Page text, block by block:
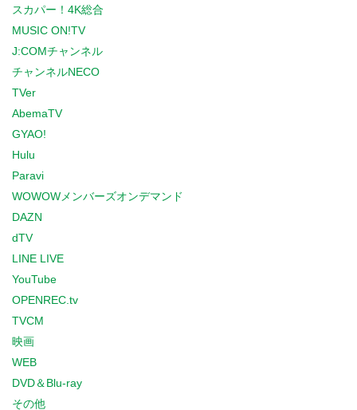
スカパー！4K総合
MUSIC ON!TV
J:COMチャンネル
チャンネルNECO
TVer
AbemaTV
GYAO!
Hulu
Paravi
WOWOWメンバーズオンデマンド
DAZN
dTV
LINE LIVE
YouTube
OPENREC.tv
TVCM
映画
WEB
DVD＆Blu-ray
その他